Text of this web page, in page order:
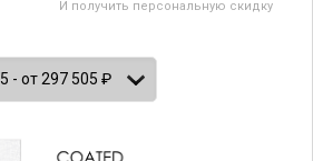
И получить персональную скидку